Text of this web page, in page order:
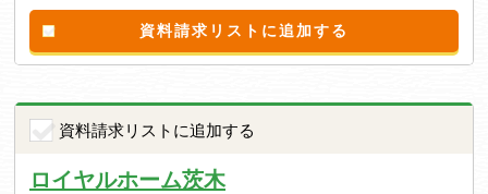
資料請求リストに追加する
資料請求リストに追加する
ロイヤルホーム茨木